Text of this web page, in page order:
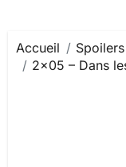
Accueil
Spoilers
2×05 – Dans